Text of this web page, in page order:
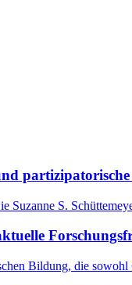
S.
Bildung, die